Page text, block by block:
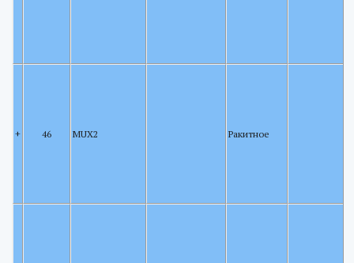
+ 46 MUX2 Ракитное